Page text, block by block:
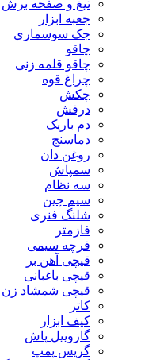
تیغ و صفحه برش
جعبه ابزار
جک سوسماری
چاقو
چاقو قلمه زنی
چراغ قوه
چکش
درفش
دم باریک
دماسنج
روغن دان
سمپاش
سه نظام
سیم چین
شلنگ فنری
فازمتر
فرچه سیمی
قیچی آهن بر
قیچی باغبانی
قیچی شمشاد زن
کاتر
کیف ابزار
گازوییل پاش
گریس پمپ